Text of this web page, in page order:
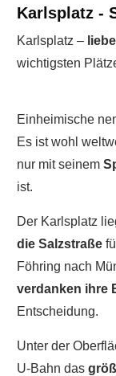
Karlsplatz -
Karlsplatz –
wichtigsten
Einheimische
Es ist wohl
nur mit seinem
ist.
Der Karlsplatz
die Salzstraße
Föhring nach
verdanken ihre
Entscheidung.
Unter der
U-Bahn das